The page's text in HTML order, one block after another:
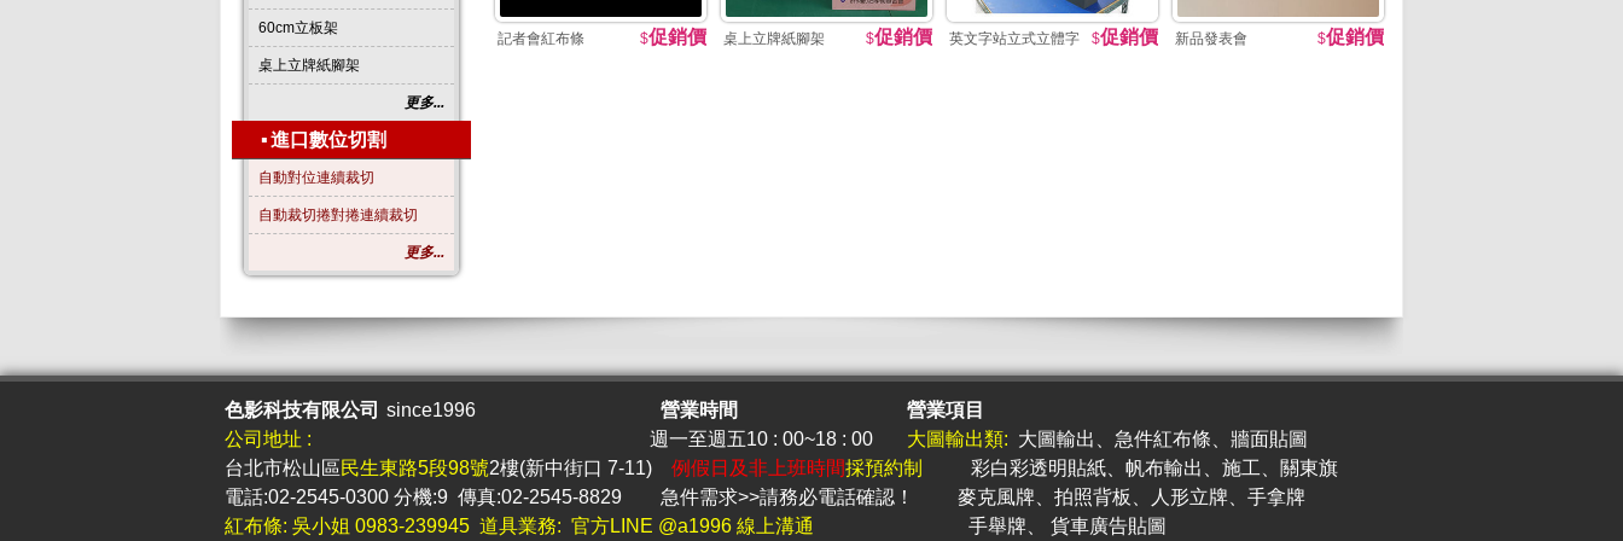
60cm立板架
桌上立牌紙腳架
更多...
▪進口數位切割
自動對位連續裁切
自動裁切捲對捲連續裁切
更多...
記者會紅布條 $促銷價 桌上立牌紙腳架 $促銷價 英文字站立式立體字 $促銷價 新品發表會 $促銷價
色影科技有限公司 since1996 營業時間
營業項目
公司地址 :
週一至週五10 : 00~18 : 00 大圖輸出類: 大圖輸出、急件紅布條、牆面貼圖
台北市松山區民生東路5段98號2樓(新中街口 7-11) 例假日及非上班時間採預約制
彩白彩透明貼紙、帆布輸出、施工、關東旗
電話:02-2545-0300 分機:9 傳真:02-2545-8829 急件需求>>請務必電話確認！ 麥克風牌
拍照背板、人形立牌、手拿牌
紅布條: 吳小姐 0983-239945 道具業務: 官方LINE @a1996 線上溝通
手舉牌 貨車廣告貼圖